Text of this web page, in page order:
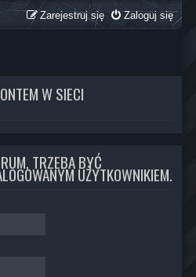
Zaloguj się
Zarejestruj się
W SIECI
TRZEBA BYĆ
UŻYTKOWNIKIEM.